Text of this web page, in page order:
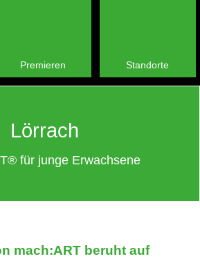
Premieren Standorte
Lörrach
für junge Erwachsene
mach:ART beruht auf